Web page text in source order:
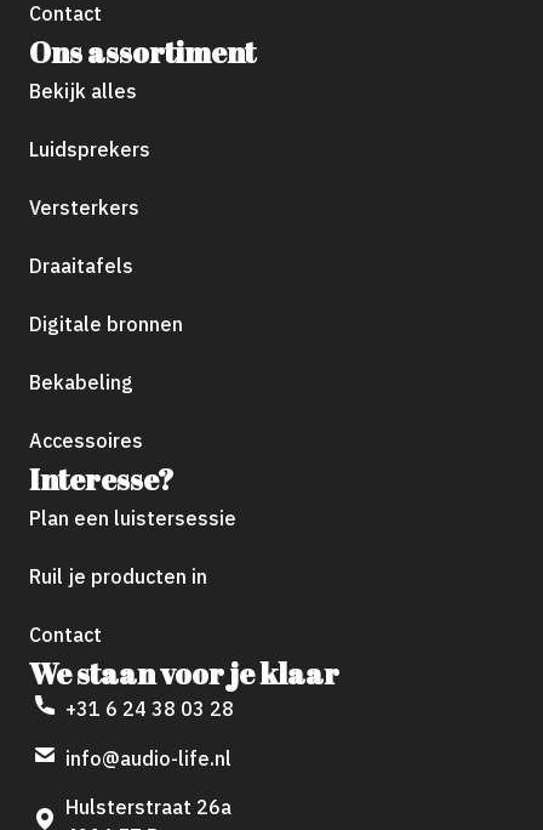
Contact
Ons assortiment
Bekijk alles
Luidsprekers
Versterkers
Draaitafels
Digitale bronnen
Bekabeling
Accessoires
Interesse?
Plan een luistersessie
Ruil je producten in
Contact
We staan voor je klaar
+31 6 24 38 03 28
info@audio-life.nl
Hulsterstraat 26a